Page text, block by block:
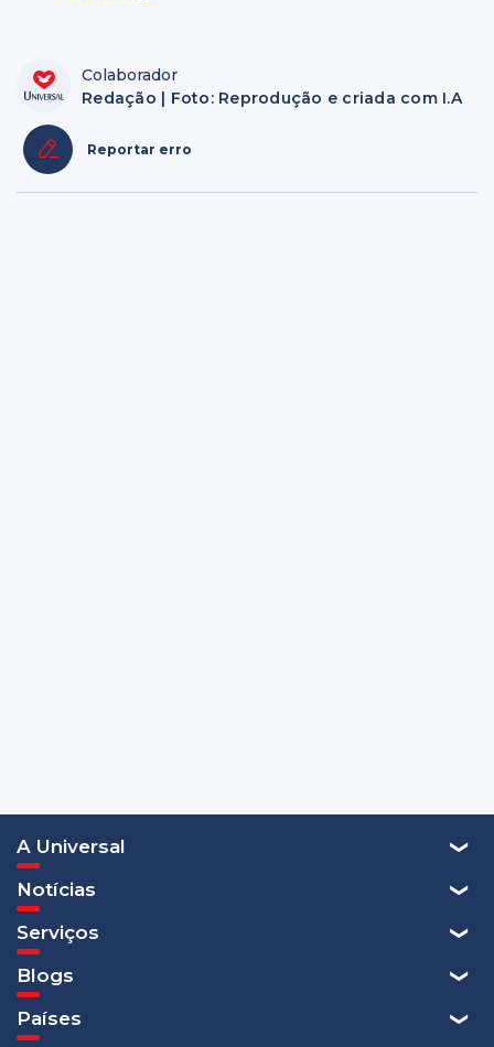
Colaborador
Redação | Foto: Reprodução e criada com I.A
Reportar erro
A Universal
Notícias
Serviços
Blogs
Países